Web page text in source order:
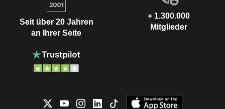
Seit über 20 Jahren
an Ihrer Seite
+ 1.300.000
Mitglieder